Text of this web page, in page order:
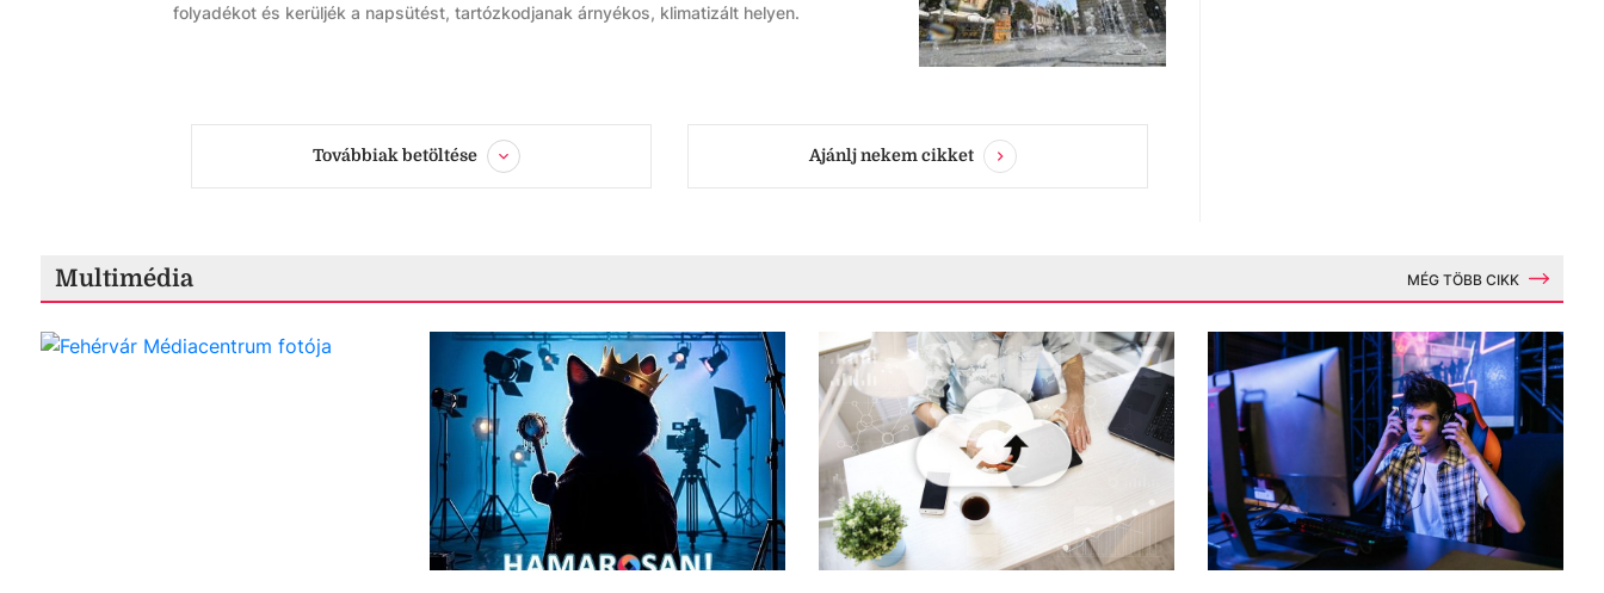
folyadékot és kerüljék a napsütést, tartózkodjanak árnyékos, klimatizált helyen.
Továbbiak betöltése Ajánlj nekem cikket
Multimédia MÉG TÖBB CIKK